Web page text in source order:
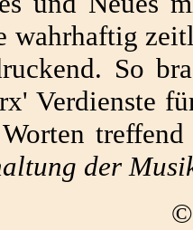
wahrhaftig
So
Verdienste
der